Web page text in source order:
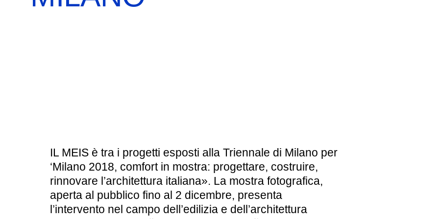
BOOKSHOP
CALENDARIO & FESTIVITÀ
OGGETTI & SIMBOLI
IL CICLO DELLA VITA
IL MEIS è tra i progetti esposti alla Triennale di Milano per
‘Milano 2018, comfort in mostra: progettare, costruire,
rinnovare l’architettura italiana». La mostra fotografica,
aperta al pubblico fino al 2 dicembre, presenta
l’intervento nel campo dell’edilizia e dell’architettura